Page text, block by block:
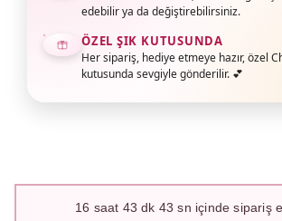
edebilir ya da değiştirebilirsiniz.
ÖZEL ŞIK KUTUSUNDA
Her sipariş, hediye etmeye hazır, özel
kutusunda sevgiyle gönderilir. 💕
16 saat 43 dk 42 sn içinde sipariş